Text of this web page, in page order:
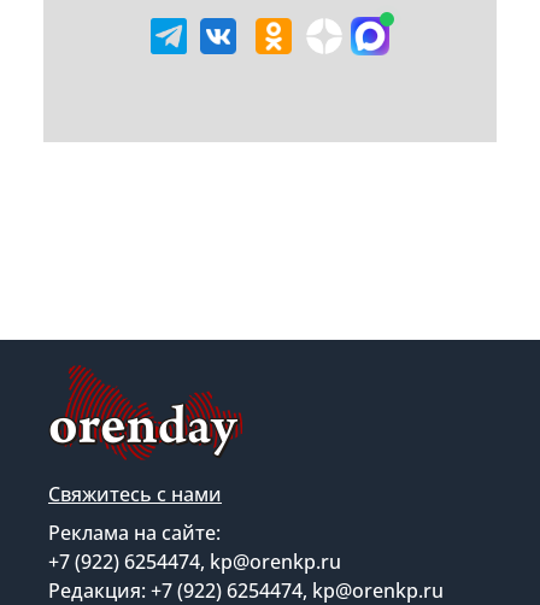
Свяжитесь с нами
Реклама на сайте:
+7 (922) 6254474, kp@orenkp.ru
Редакция: +7 (922) 6254474, kp@orenkp.ru